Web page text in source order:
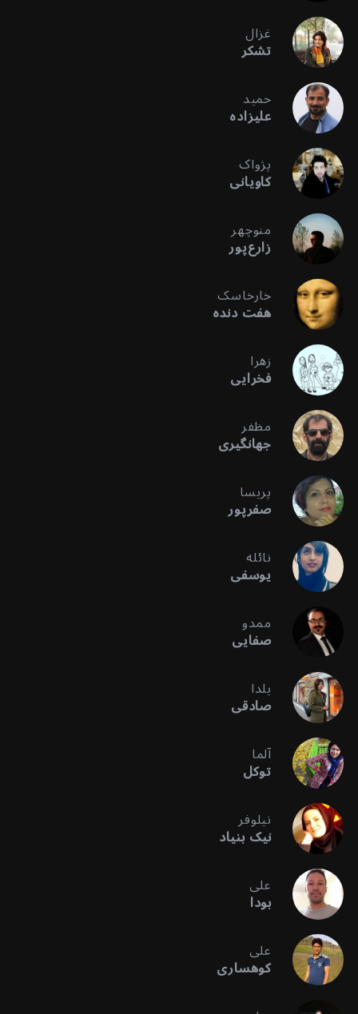
غزال
تشکر
حمید
علیزاده
پژواک
کاویانی
منوچهر
زارع‌پور
خارخاسک
هفت دنده
زهرا
فخرایی
مظفر
جهانگیری
پریسا
صفرپور
نائله
یوسفی
ممدو
صفایی
یلدا
صادقی
آلما
توکل
نیلوفر
نیک بنیاد
علی
بودا
علی
کوهساری